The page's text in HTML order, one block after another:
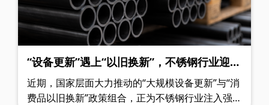
“设备更新”遇上“以旧换新”，不锈钢行业迎来
政策“及时雨”
近期，国家层面大力推动的“大规模设备更新”与“消
费品以旧换新”政策组合，正为不锈钢行业注入强劲